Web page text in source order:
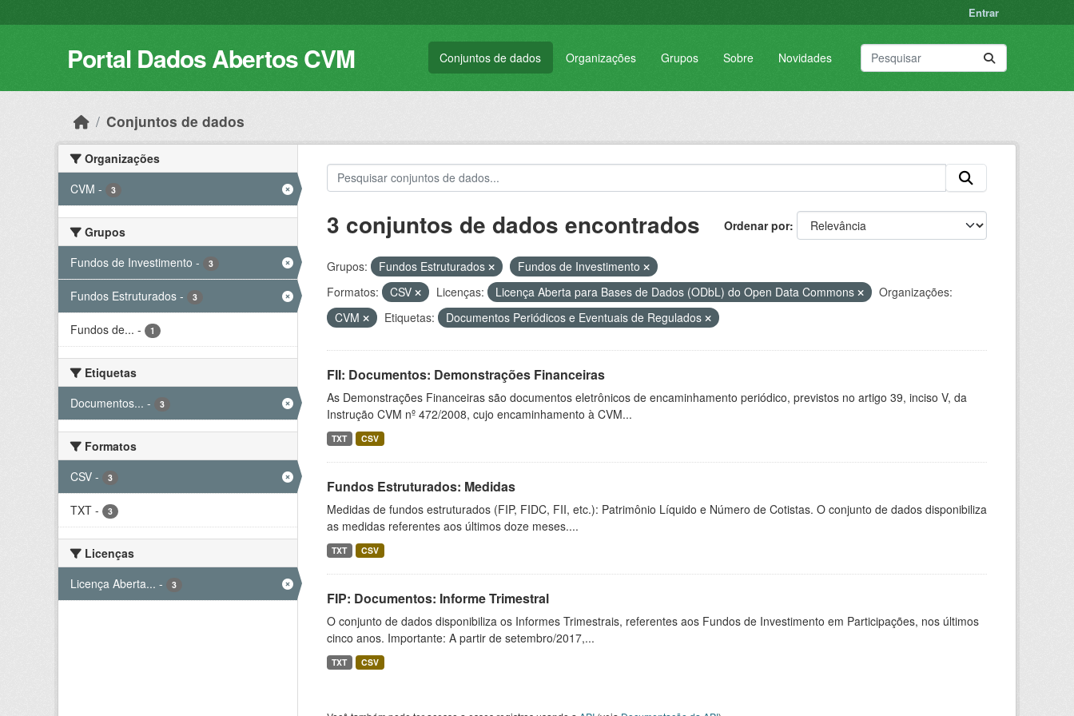
Entrar
Portal Dados Abertos CVM Conjuntos de dados Organizações Grupos Sobre Novidades
Conjuntos de dados
Organizações
CVM - 3
Grupos
Fundos de Investimento - 3
Fundos Estruturados - 3
Fundos de... - 1
Etiquetas
Documentos... - 3
Formatos
CSV - 3
TXT - 3
Licenças
Licença Aberta... - 3
Ordenar por
3 conjuntos de dados encontrados
Grupos: Fundos Estruturados
Fundos de Investimento
Formatos:
CSV Licenças: Licença Aberta para Bases de Dados (ODbL) do Open Data Commons
Organizações:
CVM
Etiquetas: Documentos Periódicos e Eventuais de Regulados
FII: Documentos: Demonstrações Financeiras
As Demonstrações Financeiras são documentos eletrônicos de encaminhamento periódico, previstos no artigo 39, inciso V, da
Instrução CVM nº 472/2008, cujo encaminhamento à CVM...
TXT CSV
Fundos Estruturados: Medidas
Medidas de fundos estruturados (FIP, FIDC, FII, etc.): Patrimônio Líquido e Número de Cotistas. O conjunto de dados disponibiliza
as medidas referentes aos últimos doze meses....
TXT CSV
FIP: Documentos: Informe Trimestral
O conjunto de dados disponibiliza os Informes Trimestrais, referentes aos Fundos de Investimento em Participações, nos últimos
cinco anos. Importante: A partir de setembro/2017,...
TXT CSV